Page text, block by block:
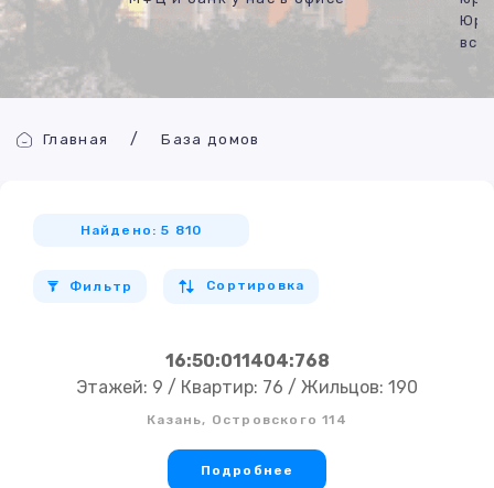
Главная База домов
Найдено: 5 810
Фильтр Сортировка
16:50:011404:768
Этажей: 9 / Квартир: 76 / Жильцов: 190
Казань, Островского 114
Подробнее